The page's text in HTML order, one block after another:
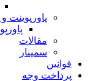
پاورپوینت
مقالات
سمینار
قوانین
پرداخت وجه